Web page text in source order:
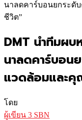
นาลดคาร์บอนยกระดั
ชีวิต”
DMT นำทีมผบ
นาลดคาร์บอน
แวดล้อมและ
โดย
ผู้เขียน 3 SBN